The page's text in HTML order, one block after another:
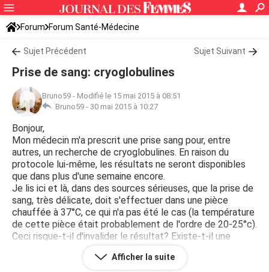
Forum Forum Santé-Médecine
Symptômes et maladies courantes
Sujet Précédent Sujet Suivant
Prise de sang: cryoglobulines
Bruno59 - Modifié le 15 mai 2015 à 08:51
Bruno59 - 30 mai 2015 à 10:27
Bonjour,
Mon médecin m'a prescrit une prise sang pour, entre
autres, un recherche de cryoglobulines. En raison du
protocole lui-même, les résultats ne seront disponibles
que dans plus d'une semaine encore.
Je lis ici et là, dans des sources sérieuses, que la prise de
sang, très délicate, doit s'effectuer dans une pièce
chauffée à 37°C, ce qui n'a pas été le cas (la température
de cette pièce était probablement de l'ordre de 20-25°c).
Ceci risque-t-il d'invalider le résultat? Existe-t-il une
tolérance pour un court laps de temps? Le manquement à
cette règle sera-t-il a priori décelable?
Afficher la suite